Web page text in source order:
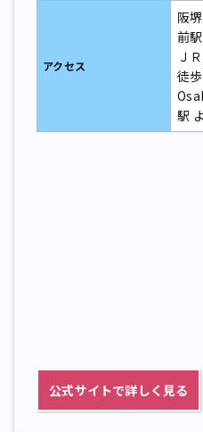
アクセス
阪
前
Ｊ
徒
駅
公式サイトで詳しく見る